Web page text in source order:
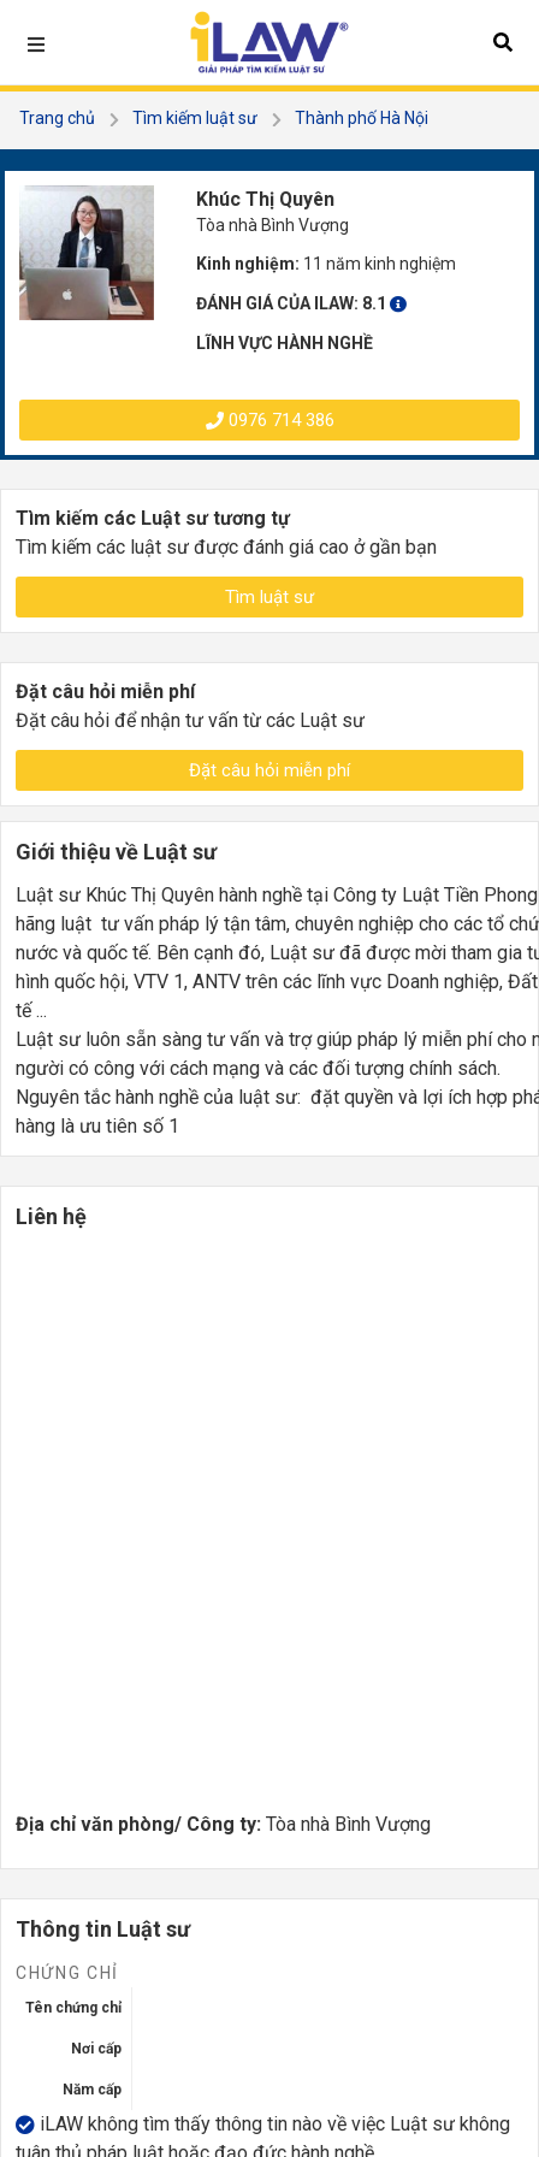
Trang chủ Tìm kiếm luật sư
Thành phố Hà Nội
Khúc Thị Quyên
Tòa nhà Bình Vượng
Kinh nghiệm: 11 năm kinh nghiệm
ĐÁNH GIÁ CỦA ILAW: 8.1
LĨNH VỰC HÀNH NGHỀ
0976 714 386
Tìm kiếm các Luật sư tương tự
Tìm kiếm các luật sư được đánh giá cao ở gần bạn
Tìm luật sư
Đặt câu hỏi miễn phí
Đặt câu hỏi để nhận tư vấn từ các Luật sư
Đặt câu hỏi miễn phí
Giới thiệu về Luật sư
Luật sư Khúc Thị Quyên hành nghề tại Công ty Luật Tiền
hãng luật tư vấn pháp lý tận tâm, chuyên nghiệp cho các tổ
nước và quốc tế. Bên cạnh đó, Luật sư đã được mời tham gia
hình quốc hội, VTV 1, ANTV trên các lĩnh vực Doanh nghiệp,
tế ...
Luật sư luôn sẵn sàng tư vấn và trợ giúp pháp lý miễn phí cho
người có công với cách mạng và các đối tượng chính sách.
Nguyên tắc hành nghề của luật sư: đặt quyền và lợi ích hợp
hàng là ưu tiên số 1
Liên hệ
Địa chỉ văn phòng/ Công ty: Tòa nhà Bình Vượng
Thông tin Luật sư
CHỨNG CHỈ
Tên chứng chỉ
Nơi cấp
Năm cấp
iLAW không tìm thấy thông tin nào về việc Luật sư không
tuân thủ pháp luật hoặc đạo đức hành nghề